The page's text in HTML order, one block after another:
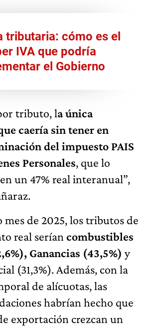
tributaria: cómo es el
IVA que podría
el Gobierno
tributo, la única
caería sin tener en
del impuesto PAIS
Personales, que lo
un 47% real interanual”,
mes de 2025, los tributos de
real serían combustibles
Ganancias (43,5%) y
(31,3%). Además, con la
de alícuotas, las
habrían hecho que
exportación crezcan un